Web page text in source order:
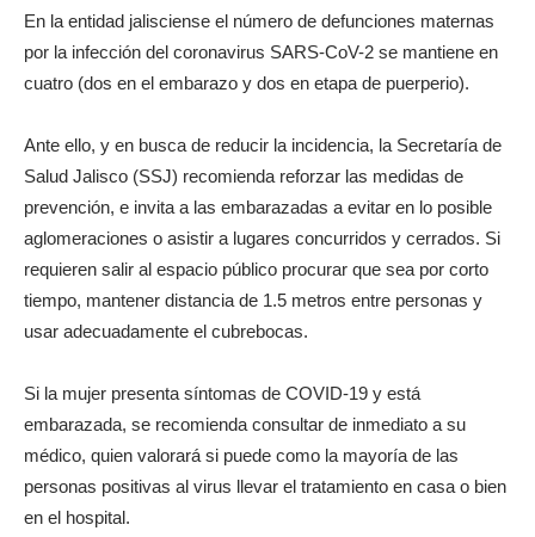
En la entidad jalisciense el número de defunciones maternas
por la infección del coronavirus SARS-CoV-2 se mantiene en
cuatro (dos en el embarazo y dos en etapa de puerperio).
Ante ello, y en busca de reducir la incidencia, la Secretaría de
Salud Jalisco (SSJ) recomienda reforzar las medidas de
prevención, e invita a las embarazadas a evitar en lo posible
aglomeraciones o asistir a lugares concurridos y cerrados. Si
requieren salir al espacio público procurar que sea por corto
tiempo, mantener distancia de 1.5 metros entre personas y
usar adecuadamente el cubrebocas.
Si la mujer presenta síntomas de COVID-19 y está
embarazada, se recomienda consultar de inmediato a su
médico, quien valorará si puede como la mayoría de las
personas positivas al virus llevar el tratamiento en casa o bien
en el hospital.